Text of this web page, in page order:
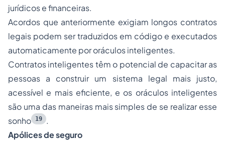
jurídicos e financeiras.
Acordos que anteriormente exigiam longos contratos
legais podem ser traduzidos em código e executados
automaticamente por oráculos inteligentes.
Contratos inteligentestêm o potencial de capacitar as
pessoas a construir um sistema legal mais justo,
acessível e mais eficiente, e os oráculos inteligentes
são uma das maneiras mais simples de se realizar esse
sonho
19
.
Apólices de seguro